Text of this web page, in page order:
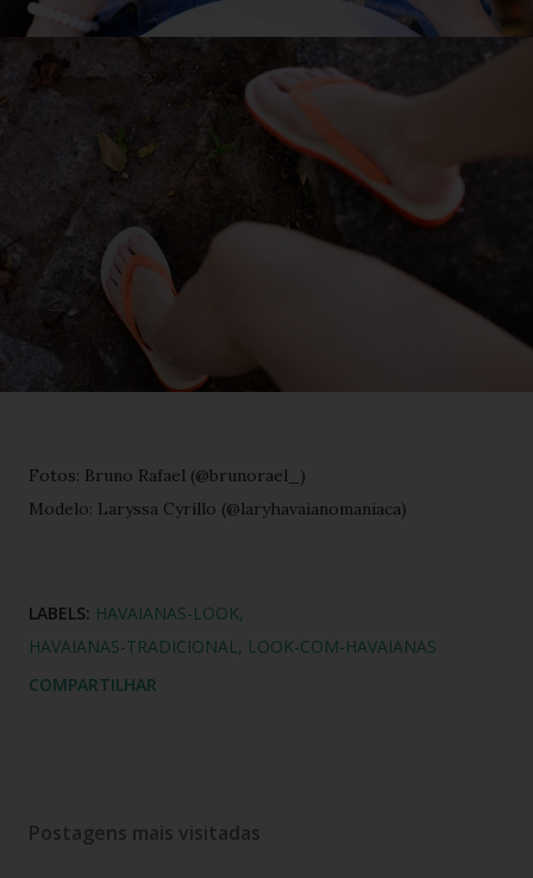
Fotos: Bruno Rafael (@brunorael_)
Modelo: Laryssa Cyrillo (@laryhavaianomaniaca)
LABELS: HAVAIANAS-LOOK
HAVAIANAS-TRADICIONAL LOOK-COM-HAVAIANAS
COMPARTILHAR
Postagens mais visitadas